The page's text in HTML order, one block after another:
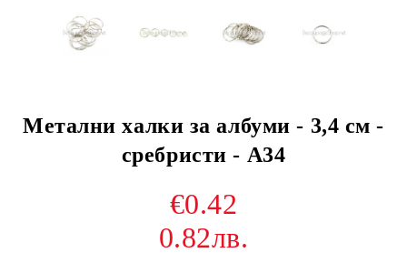
Метални халки за албуми - 3,4 см -
сребристи - A34
€0.42
0.82лв.